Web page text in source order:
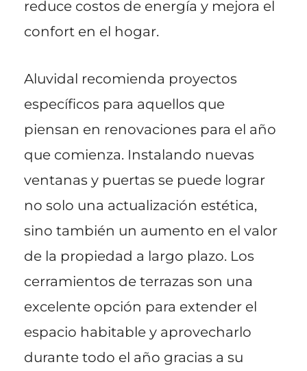
reduce costos de energía y mejora el
confort en el hogar.
Aluvidal recomienda proyectos
específicos para aquellos que
piensan en renovaciones para el año
que comienza. Instalando nuevas
ventanas y puertas se puede lograr
no solo una actualización estética,
sino también un aumento en el valor
de la propiedad a largo plazo. Los
cerramientos de terrazas son una
excelente opción para extender el
espacio habitable y aprovecharlo
durante todo el año gracias a su